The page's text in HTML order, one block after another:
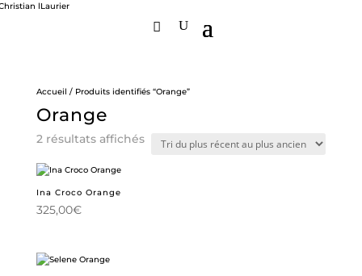
Accueil / Produits identifiés “Orange”
Orange
2 résultats affichésTrié
Ina Croco Orange
325,00€